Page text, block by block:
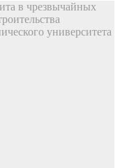
в чрезвычайных
университета